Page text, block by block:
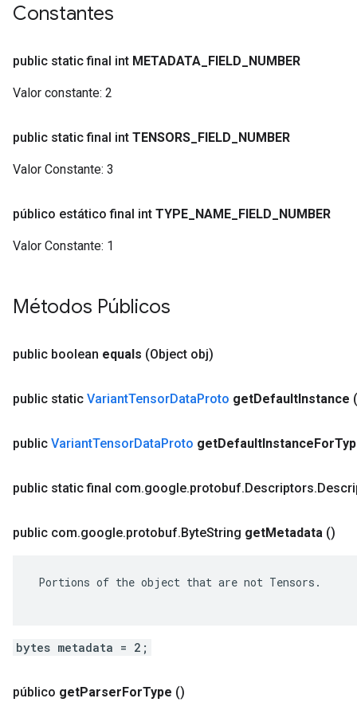
Constantes
public static final int METADATA FIELD NUMBER
Valor constante: 2
public static final int TENSORS FIELD NUMBER
Valor Constante: 3
público estático final int TYPE NAME FIELD NUMBER
Valor Constante: 1
Métodos Públicos
public boolean equals (Object obj)
public static VariantTensorDataProto getDefaultInstance
public VariantTensorDataProto getDefaultInstanceFor
public static final com.google.protobuf.Descriptors.
public com.google.protobuf.ByteString getMetadata ()
Portions of the object that are not Tensors.
bytes metadata = 2;
público getParserForType ()